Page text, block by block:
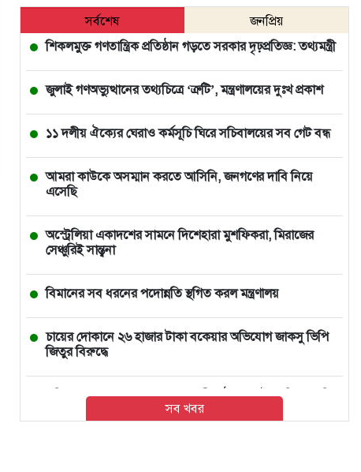
সর্বশেষ
জনপ্রিয়
শিকলমুক্ত গণতান্ত্রিক প্রতিষ্ঠান গড়তে সরকার দৃঢ়প্রতিজ্ঞ: তথ্যমন্ত্রী
জুলাই গণঅভ্যুত্থানের তথ্যচিত্রে ‘ত্রুটি’, মন্ত্রণালয়ের দুঃখ প্রকাশ
১১ দলীয় ঐক্যের ঘেরাও কর্মসূচি ঘিরে সচিবালয়ের সব গেট বন্ধ
আমরা কাউকে অসম্মান করতে আসিনি, জনগণের দাবি নিয়ে
এসেছি
অস্ট্রেলিয়া একাদশের সামনে দিশেহারা মুশফিকরা, মিরাজের
সেঞ্চুরিই সান্ত্বনা
বিমানের সব ধরনের পদোন্নতি স্থগিত করল মন্ত্রণালয়
চায়ের দোকানে ২৬ হাজার টাকা বকেয়ার অভিযোগ জাকসু ভিপি
জিতুর বিরুদ্ধে
সচিবালয় ঘেরাও করতে গেল ১১ দলীয় ঐক্য, আটকে দিলো পুলিশ
সব খবর